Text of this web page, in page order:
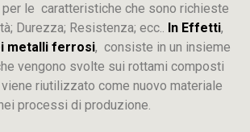
per le caratteristiche che sono richieste
Durezza; Resistenza; ecc.. In Effetti,
metalli ferrosi, consiste in un insieme
vengono svolte sui rottami composti
riutilizzato come nuovo materiale
processi di produzione.